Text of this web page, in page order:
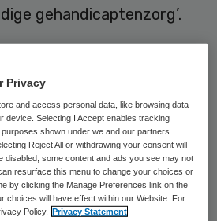
gehandicaptenzorg’.
Koningskind, EMB
LSR, Sien, Per Saldo,
erop dat het
met een beperking
is geborgd in
Privacy
and access personal data, like browsing data
device. Selecting I Accept enables tracking
shown under we and our partners
Reject All or withdrawing your consent will
disabled, some content and ads you see may not
resurface this menu to change your choices or
by clicking the Manage Preferences link on the
choices will have effect within our Website. For
Policy.
Privacy Statement